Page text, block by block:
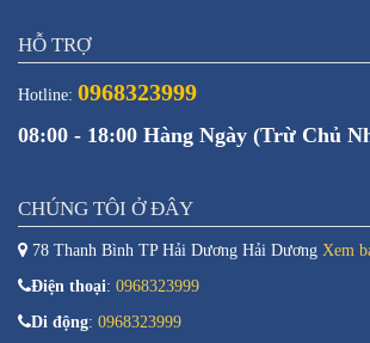
HỖ TRỢ
Hotline: 0968323999
08:00 - 18:00 Hàng Ngày (Trừ Chủ
CHÚNG TÔI Ở ĐÂY
78 Thanh Bình TP Hải Dương Hải Dương Xem
Điện thoại: 0968323999
Di động: 0968323999